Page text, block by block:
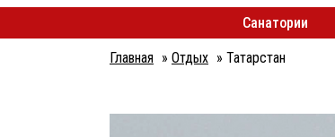
Санатории
Главная » Отдых » Татарстан